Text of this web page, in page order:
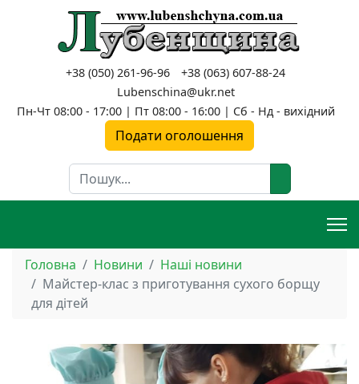
+38 (050) 261-96-96
+38 (063) 607-88-24
Lubenschina@ukr.net
Пн-Чт 08:00 - 17:00 | Пт 08:00 - 16:00 | Сб - Нд - вихідний
Подати оголошення
Пошук
Головна Новини
Наші новини
Майстер-клас з приготування сухого борщу
для дітей